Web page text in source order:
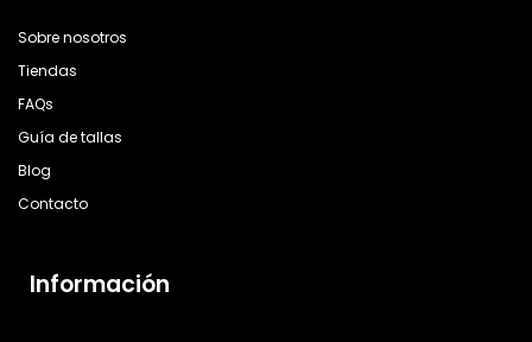
Sobre nosotros
Tiendas
FAQs
Guía de tallas
Blog
Contacto
Información